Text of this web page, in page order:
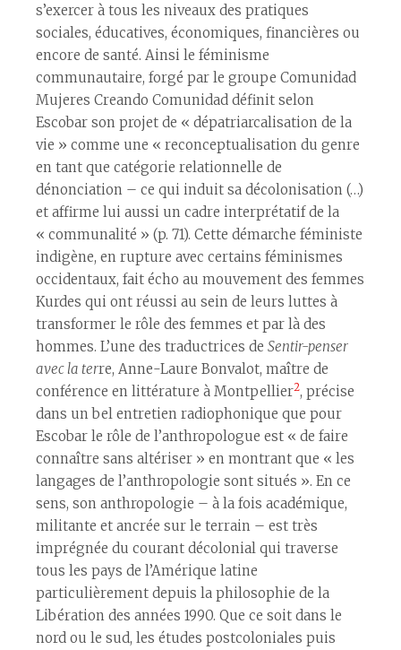
s’exercer à tous les niveaux des pratiques
sociales, éducatives, économiques, financières ou
encore de santé. Ainsi le féminisme
communautaire, forgé par le groupe Comunidad
Mujeres Creando Comunidad définit selon
Escobar son projet de « dépatriarcalisation de la
vie » comme une « reconceptualisation du genre
en tant que catégorie relationnelle de
dénonciation – ce qui induit sa décolonisation (…)
et affirme lui aussi un cadre interprétatif de la
« communalité » (p. 71). Cette démarche féministe
indigène, en rupture avec certains féminismes
occidentaux, fait écho au mouvement des femmes
Kurdes qui ont réussi au sein de leurs luttes à
transformer le rôle des femmes et par là des
hommes. L’une des traductrices deSentir-penser
avec la terre, Anne-Laure Bonvalot, maître de
conférence en littérature à Montpellier2, précise
dans un bel entretien radiophonique que pour
Escobar le rôle de l’anthropologue est « de faire
connaître sans altériser » en montrant que « les
langages de l’anthropologie sont situés ». En ce
sens, son anthropologie – à la fois académique,
militante et ancrée sur le terrain – est très
imprégnée du courant décolonial qui traverse
tous les pays de l’Amérique latine
particulièrement depuis la philosophie de la
Libération des années 1990. Que ce soit dans le
nord ou le sud, les études postcoloniales puis